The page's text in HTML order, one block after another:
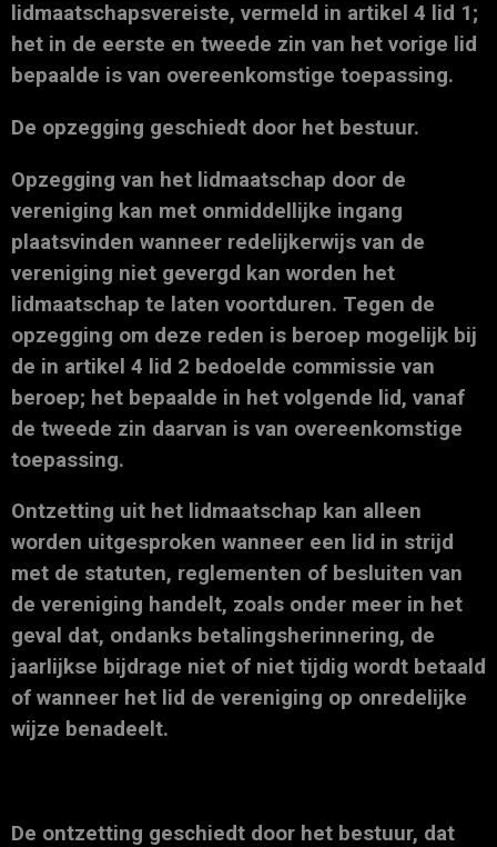
lidmaatschapsvereiste, vermeld in artikel 4 lid 1;
het in de eerste en tweede zin van het vorige lid
bepaalde is van overeenkomstige toepassing.
De opzegging geschiedt door het bestuur.
Opzegging van het lidmaatschap door de
vereniging kan met onmiddellijke ingang
plaatsvinden wanneer redelijkerwijs van de
vereniging niet gevergd kan worden het
lidmaatschap te laten voortduren. Tegen de
opzegging om deze reden is beroep mogelijk bij
de in artikel 4 lid 2 bedoelde commissie van
beroep; het bepaalde in het volgende lid, vanaf
de tweede zin daarvan is van overeenkomstige
toepassing.
Ontzetting uit het lidmaatschap kan alleen
worden uitgesproken wanneer een lid in strijd
met de statuten, reglementen of besluiten van
de vereniging handelt, zoals onder meer in het
geval dat, ondanks betalingsherinnering, de
jaarlijkse bijdrage niet of niet tijdig wordt betaald
of wanneer het lid de vereniging op onredelijke
wijze benadeelt.
De ontzetting geschiedt door het bestuur, dat